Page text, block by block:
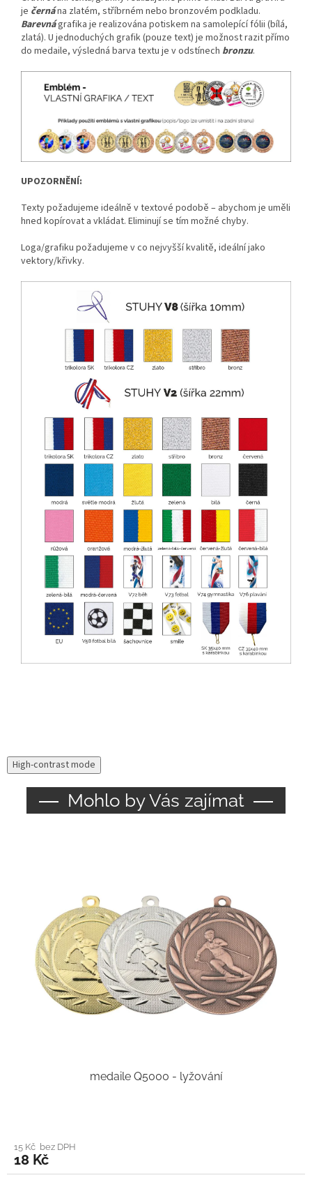
je černána zlatém, stříbrném nebo bronzovém podkladu.
Barevnágrafika je realizována potiskem na samolepící fólii (bílá,
zlatá). U jednoduchých grafik (pouze text) je možnost razit přímo
do medaile, výsledná barva textu je v odstínech bronzu.
UPOZORNĚNÍ:
Texty požadujeme ideálně v textové podobě – abychom je uměli
hned kopírovat a vkládat. Eliminují se tím možné chyby.
Loga/grafiku požadujeme v co nejvyšší kvalitě, ideální jako
vektory/křivky.
High-contrast mode
Mohlo by Vás zajímat
medaile Q5000 - lyžování
15 Kč bez DPH
18 Kč